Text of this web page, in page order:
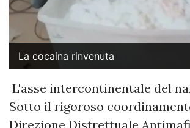
La cocaina rinvenuta
​L'asse intercontinentale del
​Sotto il rigoroso
Direzione Distrettuale